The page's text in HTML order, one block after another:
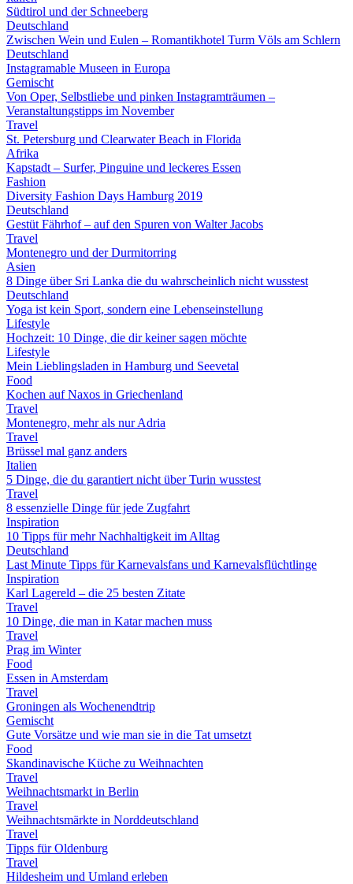
Südtirol und der Schneeberg
Deutschland
Zwischen Wein und Eulen – Romantikhotel Turm Völs am Schlern
Deutschland
Instagramable Museen in Europa
Gemischt
Von Oper, Selbstliebe und pinken Instagramträumen –
Veranstaltungstipps im November
Travel
St. Petersburg und Clearwater Beach in Florida
Afrika
Kapstadt – Surfer, Pinguine und leckeres Essen
Fashion
Diversity Fashion Days Hamburg 2019
Deutschland
Gestüt Fährhof – auf den Spuren von Walter Jacobs
Travel
Montenegro und der Durmitorring
Asien
8 Dinge über Sri Lanka die du wahrscheinlich nicht wusstest
Deutschland
Yoga ist kein Sport, sondern eine Lebenseinstellung
Lifestyle
Hochzeit: 10 Dinge, die dir keiner sagen möchte
Lifestyle
Mein Lieblingsladen in Hamburg und Seevetal
Food
Kochen auf Naxos in Griechenland
Travel
Montenegro, mehr als nur Adria
Travel
Brüssel mal ganz anders
Italien
5 Dinge, die du garantiert nicht über Turin wusstest
Travel
8 essenzielle Dinge für jede Zugfahrt
Inspiration
10 Tipps für mehr Nachhaltigkeit im Alltag
Deutschland
Last Minute Tipps für Karnevalsfans und Karnevalsflüchtlinge
Inspiration
Karl Lagereld – die 25 besten Zitate
Travel
10 Dinge, die man in Katar machen muss
Travel
Prag im Winter
Food
Essen in Amsterdam
Travel
Groningen als Wochenendtrip
Gemischt
Gute Vorsätze und wie man sie in die Tat umsetzt
Food
Skandinavische Küche zu Weihnachten
Travel
Weihnachtsmarkt in Berlin
Travel
Weihnachtsmärkte in Norddeutschland
Travel
Tipps für Oldenburg
Travel
Hildesheim und Umland erleben